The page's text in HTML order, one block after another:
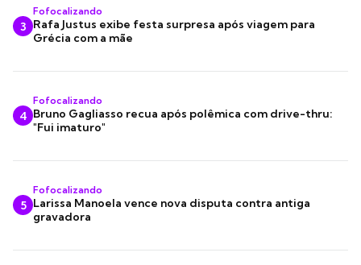
3
Fofocalizando
Rafa Justus exibe festa surpresa após viagem para
Grécia com a mãe
4
Fofocalizando
Bruno Gagliasso recua após polêmica com drive-thru:
"Fui imaturo"
5
Fofocalizando
Larissa Manoela vence nova disputa contra antiga
gravadora